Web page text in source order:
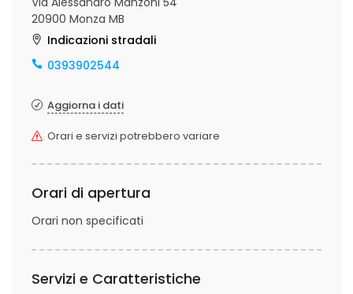
20900 Monza MB
Indicazioni stradali
0393902544
Aggiorna i dati
Orari e servizi potrebbero variare
Orari di apertura
Orari non specificati
Servizi e Caratteristiche